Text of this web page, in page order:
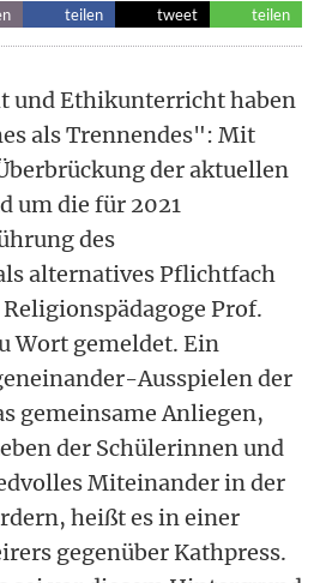
teilen tweet teilen
und Ethikunterricht haben
als Trennendes": Mit
der aktuellen
um die für 2021
des
alternatives Pflichtfach
Prof.
Wort gemeldet. Ein
Ausspielen der
gemeinsame Anliegen,
der Schülerinnen und
Miteinander in der
heißt es in einer
gegenüber Kathpress.